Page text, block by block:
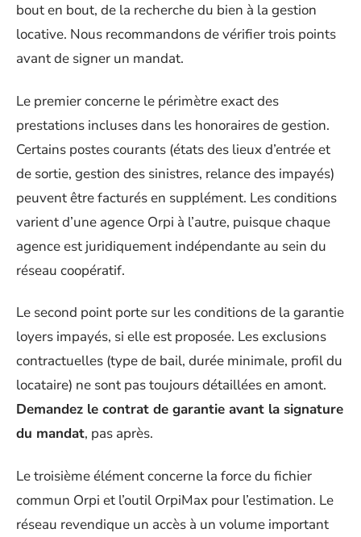
bout en bout, de la recherche du bien à la gestion
locative. Nous recommandons de vérifier trois points
avant de signer un mandat.
Le premier concerne le périmètre exact des
prestations incluses dans les honoraires de gestion.
Certains postes courants (états des lieux d’entrée et
de sortie, gestion des sinistres, relance des impayés)
peuvent être facturés en supplément. Les conditions
varient d’une agence Orpi à l’autre, puisque chaque
agence est juridiquement indépendante au sein du
réseau coopératif.
Le second point porte sur les conditions de la garantie
loyers impayés, si elle est proposée. Les exclusions
contractuelles (type de bail, durée minimale, profil du
locataire) ne sont pas toujours détaillées en amont.
Demandez le contrat de garantie avant la signature
du mandat, pas après.
Le troisième élément concerne la force du fichier
commun Orpi et l’outil OrpiMax pour l’estimation. Le
réseau revendique un accès à un volume important